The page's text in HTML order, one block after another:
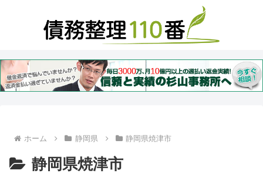
ホーム 静岡県 静岡県焼津市
静岡県焼津市